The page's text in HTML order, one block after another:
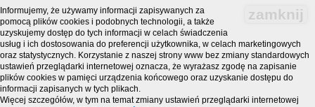
zamknij
Informujemy, że używamy informacji zapisywanych za
pomocą plików cookies i podobnych technologii, a także
uzyskujemy dostęp do tych informacji w celach świadczenia
usług i ich dostosowania do preferencji użytkownika, w celach marketingowych
oraz statystycznych. Korzystanie z naszej strony www bez zmiany standardowych
ustawień przeglądarki internetowej oznacza, że wyrażasz zgodę na zapisanie
plików cookies w pamięci urządzenia końcowego oraz uzyskanie dostępu do
informacji zapisanych w tych plikach.
Więcej szczegółów, w tym na temat zmiany ustawień przeglądarki internetowej
Strona zawiera treści o charakterze erotycznym i jest